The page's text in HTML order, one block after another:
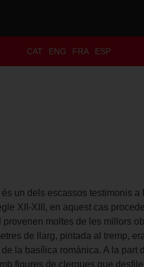
CAT ENG FRA ESP
és un dels escassos testimonis
XII-XIII, en aquest cas
moltes de les millors
de llarg, pintada al tremp,
de la basílica romànica. A la
figures de clergues que